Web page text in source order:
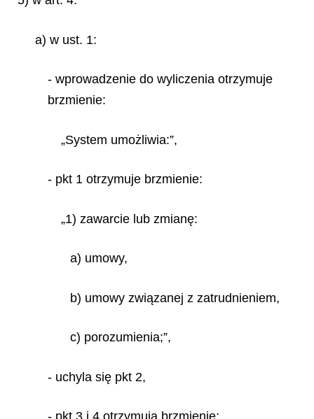
a) w ust. 1:
- wprowadzenie do wyliczenia otrzymuje
brzmienie:
„System umożliwia:”,
- pkt 1 otrzymuje brzmienie:
„1) zawarcie lub zmianę:
a) umowy,
b) umowy związanej z zatrudnieniem,
c) porozumienia;”,
- uchyla się pkt 2,
- pkt 3 i 4 otrzymują brzmienie: